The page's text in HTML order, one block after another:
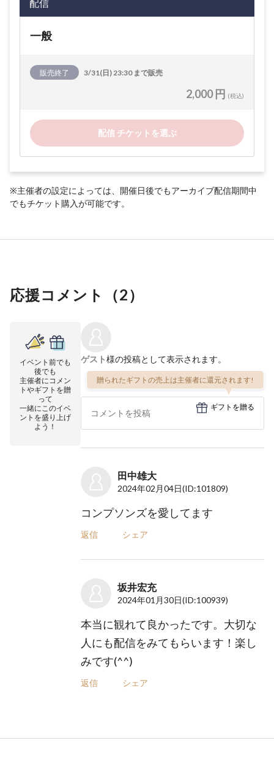
配信
一般
販売終了 3/31(日) 23:30 まで販売
2,000 円 (税込)
配信 チケットを選ぶ
※主催者の設定によっては、開催日後でもアーカイブ配信期間中
でもチケット購入が可能です。
応援コメント（2）
イベント前でも
後でも
主催者にコメン
トやギフトを贈
って
一緒にこのイベ
ントを盛り上げ
よう！
ゲスト様の投稿として表示されます。
贈られたギフトの売上は主催者に還元されます!
ギフトを贈る
田中雄大
2024年02月04日(ID:101809)
コンプソンズを愛してます
返信 シェア
坂井宏充
2024年01月30日(ID:100939)
本当に観れて良かったです。大切な
人にも配信をみてもらいます！楽し
みです(⁠^⁠^⁠)
返信 シェア